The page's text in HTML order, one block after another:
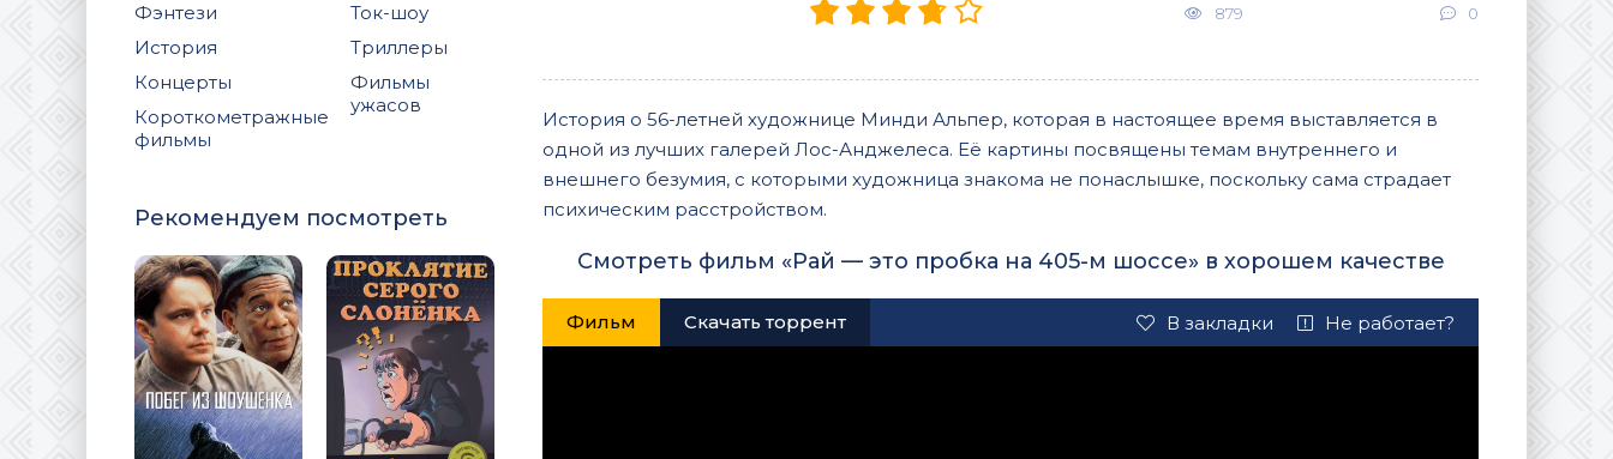
Фэнтези
История
Концерты
Короткометражные
фильмы
Ток-шоу
Триллеры
Фильмы
ужасов
Рекомендуем посмотреть
879 0
История о 56-летней художнице Минди Альпер, которая в настоящее время выставляется в
одной из лучших галерей Лос-Анджелеса. Её картины посвящены темам внутреннего и
внешнего безумия, с которыми художница знакома не понаслышке, поскольку сама страдает
психическим расстройством.
Смотреть фильм «Рай — это пробка на 405-м шоссе» в хорошем качестве
Фильм Скачать торрент В закладки Не работает?